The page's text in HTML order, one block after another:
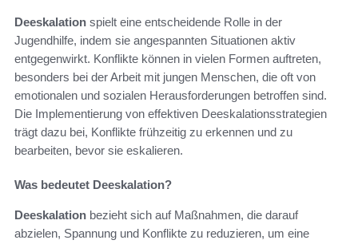
Deeskalation spielt eine entscheidende Rolle in der
Jugendhilfe, indem sie angespannten Situationen aktiv
entgegenwirkt. Konflikte können in vielen Formen auftreten,
besonders bei der Arbeit mit jungen Menschen, die oft von
emotionalen und sozialen Herausforderungen betroffen sind.
Die Implementierung von effektiven Deeskalationsstrategien
trägt dazu bei, Konflikte frühzeitig zu erkennen und zu
bearbeiten, bevor sie eskalieren.
Was bedeutet Deeskalation?
Deeskalation bezieht sich auf Maßnahmen, die darauf
abzielen, Spannung und Konflikte zu reduzieren, um eine